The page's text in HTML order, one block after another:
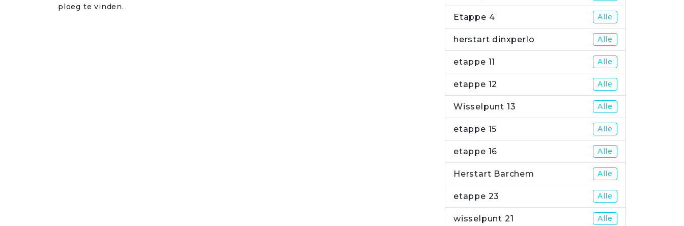
ploeg te vinden.
Etappe 4 Alle
herstart dinxperlo Alle
etappe 11 Alle
etappe 12 Alle
Wisselpunt 13 Alle
etappe 15 Alle
etappe 16 Alle
Herstart Barchem Alle
etappe 23 Alle
wisselpunt 21 Alle